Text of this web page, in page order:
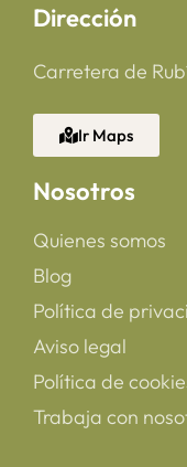
Dirección
Carretera de
Ir Maps
Nosotros
Quienes somos
Blog
Política de
Aviso legal
Política de
Trabaja con